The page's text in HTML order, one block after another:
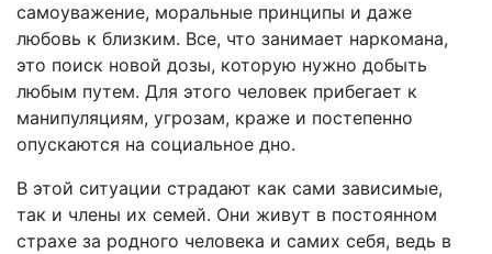
самоуважение, моральные принципы и даже
любовь к близким. Все, что занимает наркомана,
это поиск новой дозы, которую нужно добыть
любым путем. Для этого человек прибегает к
манипуляциям, угрозам, краже и постепенно
опускаются на социальное дно.
В этой ситуации страдают как сами зависимые,
так и члены их семей. Они живут в постоянном
страхе за родного человека и самих себя, ведь в